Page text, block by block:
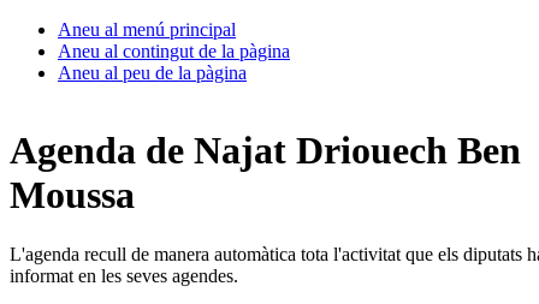
Aneu al menú principal
Aneu al contingut de la pàgina
Aneu al peu de la pàgina
Agenda de Najat Driouech Ben
Moussa
L'agenda recull de manera automàtica tota l'activitat que els diputats
informat en les seves agendes.